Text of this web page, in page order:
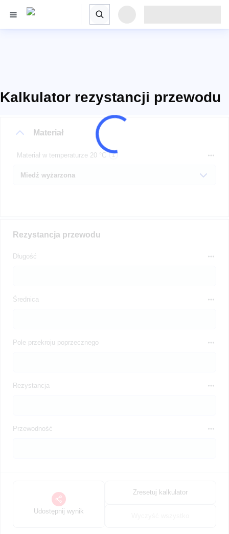
Kalkulator rezystancji przewodu
Materiał
Materiał w temperaturze 20 °C
Rezystancja przewodu
Długość
Średnica
Pole przekroju poprzecznego
Rezystancja
Przewodność
Udostępnij wynik
Zresetuj kalkulator